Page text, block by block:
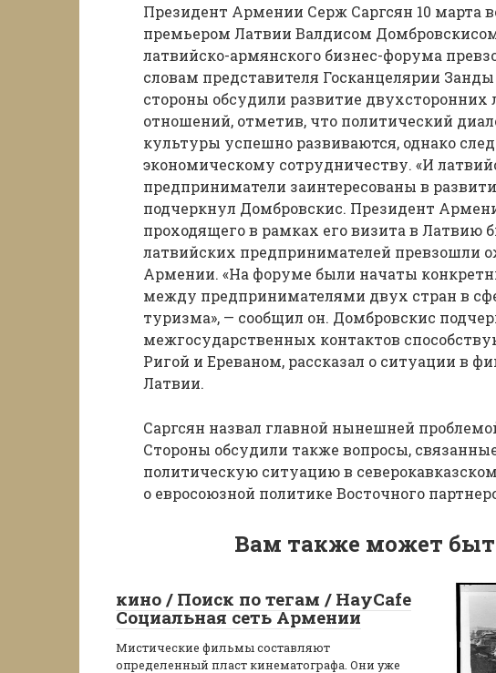
Президент Армении Серж Саргсян 10 марта
премьером Латвии Валдисом
латвийско-армянского бизнес-форума
словам представителя Госканцелярии
стороны обсудили развитие двухсторонних
отношений, отметив, что политический
культуры успешно развиваются, однако
экономическому сотрудничеству. «И
предприниматели заинтересованы в
подчеркнул Домбровскис. Президент
проходящего в рамках его визита в Латвию
латвийских предпринимателей превзошли
Армении. «На форуме были начаты
между предпринимателями двух стран в
туризма», — сообщил он. Домбровскис
межгосударственных контактов
Ригой и Ереваном, рассказал о ситуации в
Латвии.
Саргсян назвал главной нынешней
Стороны обсудили также вопросы,
политическую ситуацию в
о евросоюзной политике Восточного
Вам также может
кино / Поиск по тегам / HayCafe
Социальная сеть Армении
Мистические фильмы составляют
определенный пласт кинематографа. Они уже